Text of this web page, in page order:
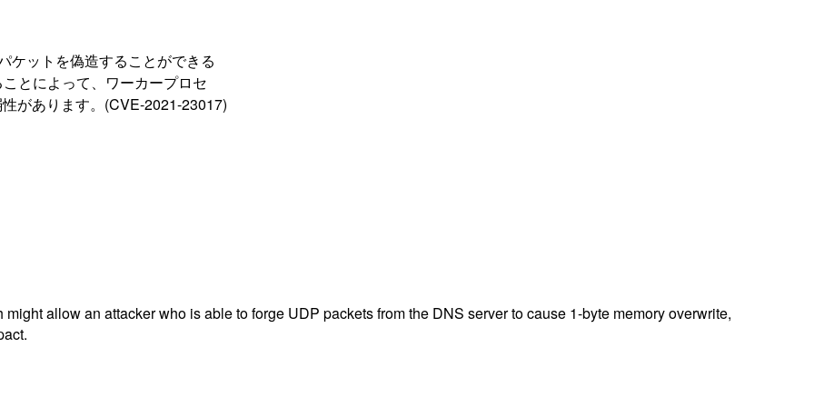
ケットを偽造することができる
とによって、ワーカープロセ
があります。(CVE-2021-23017)
allow an attacker who is able to forge UDP packets from the DNS server to cause 1-byte memory overwrite,